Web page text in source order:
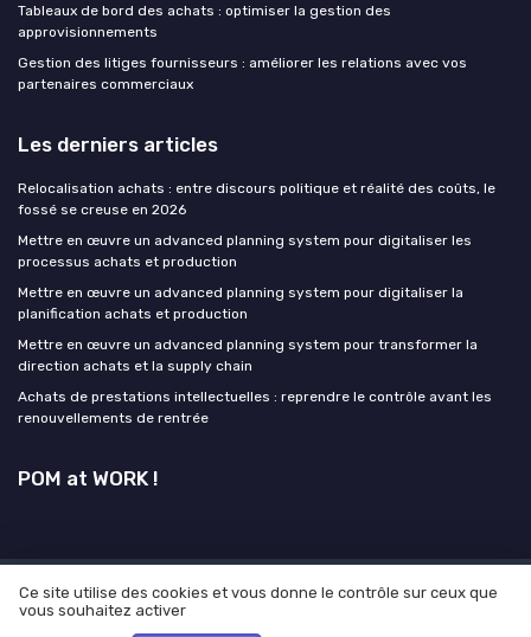
Tableaux de bord des achats : optimiser la gestion des
approvisionnements
Gestion des litiges fournisseurs : améliorer les relations avec vos
partenaires commerciaux
Les derniers articles
Relocalisation achats : entre discours politique et réalité des coûts, le
fossé se creuse en 2026
Mettre en œuvre un advanced planning system pour digitaliser les
processus achats et production
Mettre en œuvre un advanced planning system pour digitaliser la
planification achats et production
Mettre en œuvre un advanced planning system pour transformer la
direction achats et la supply chain
Achats de prestations intellectuelles : reprendre le contrôle avant les
renouvellements de rentrée
POM at WORK !
Mentions légales Politique de confidentialité
Grande
enquête 2025 sur l'IA et les directeurs achats
Ce site utilise des cookies et vous donne le contrôle sur ceux que
vous souhaitez activer